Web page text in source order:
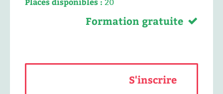
20
Formation gratuite
S'inscrire